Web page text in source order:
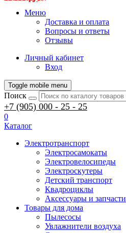
Меню
Доставка и оплата
Вопросы и ответы
Отзывы
Личный кабинет
Вход
Toggle mobile menu
Поиск
+7 (905) 000 - 25 - 25
0
Каталог
Электротранспорт
Электросамокаты
Электровелосипеды
Электроскутеры
Детский транспорт
Квадроциклы
Аксессуары и запчасти
Товары для дома
Пылесосы
Увлажнители воздуха